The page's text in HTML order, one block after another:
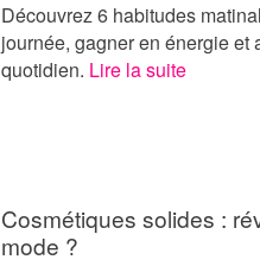
Découvrez 6 habitudes
journée, gagner en énergie et
quotidien. Lire la suite
Cosmétiques solides :
mode ?